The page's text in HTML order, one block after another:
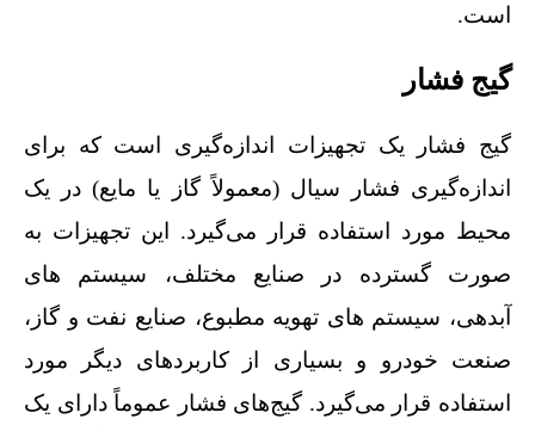
است.
گیج فشار
گیج فشار یک تجهیزات اندازه‌گیری است که برای
اندازه‌گیری فشار سیال (معمولاً گاز یا مایع) در یک
محیط مورد استفاده قرار می‌گیرد. این تجهیزات به
صورت گسترده در صنایع مختلف، سیستم‌ های
آبدهی، سیستم‌ های تهویه مطبوع، صنایع نفت و گاز،
صنعت خودرو و بسیاری از کاربردهای دیگر مورد
استفاده قرار می‌گیرد. گیج‌های فشار عموماً دارای یک